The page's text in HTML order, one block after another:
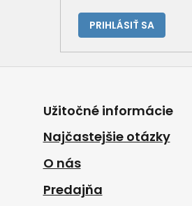
PRIHLÁSIŤ SA
Užitočné informácie
Najčastejšie otázky
O nás
Predajňa